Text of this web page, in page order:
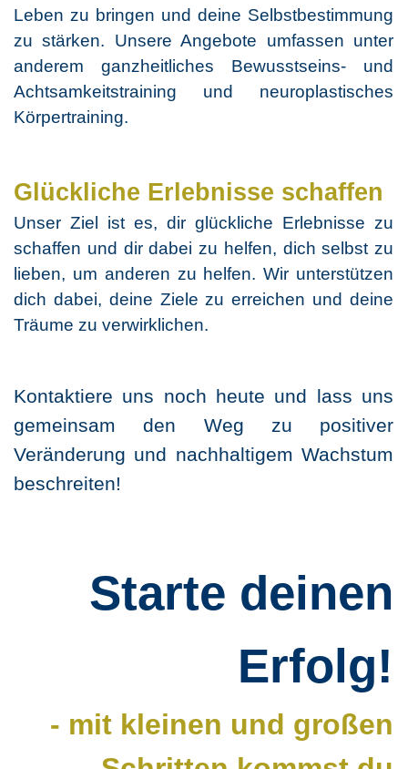
Leben zu bringen und deine Selbstbestimmung
zu stärken. Unsere Angebote umfassen unter
anderem ganzheitliches Bewusstseins- und
Achtsamkeitstraining und neuroplastisches
Körpertraining.
Glückliche Erlebnisse schaffen
Unser Ziel ist es, dir glückliche Erlebnisse zu
schaffen und dir dabei zu helfen, dich selbst zu
lieben, um anderen zu helfen. Wir unterstützen
dich dabei, deine Ziele zu erreichen und deine
Träume zu verwirklichen.
Kontaktiere uns noch heute und lass uns
gemeinsam den Weg zu positiver
Veränderung und nachhaltigem Wachstum
beschreiten!
Starte deinen
Erfolg!
- mit kleinen und großen